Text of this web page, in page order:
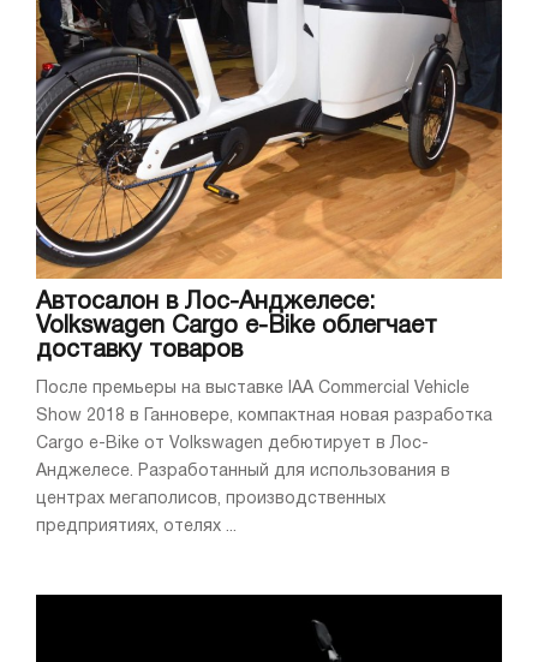
Автосалон в Лос-Анджелесе:
Volkswagen Cargo e-Bike облегчает
доставку товаров
После премьеры на выставке IAA Commercial Vehicle
Show 2018 в Ганновере, компактная новая разработка
Cargo e-Bike от Volkswagen дебютирует в Лос-
Анджелесе. Разработанный для использования в
центрах мегаполисов, производственных
предприятиях, отелях ...